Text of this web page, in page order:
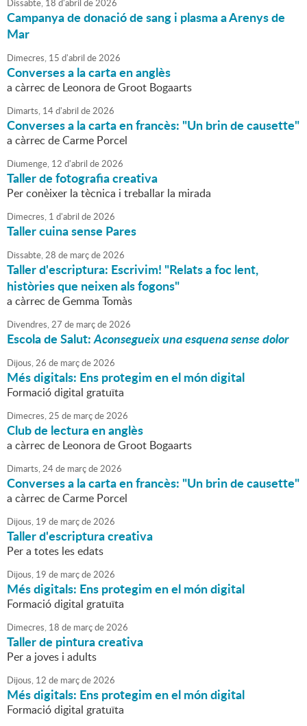
Dissabte, 18 d'abril de2026
Campanya de donació de sang i plasma a Arenys de
Mar
Dimecres, 15 d'abril de2026
Converses a la carta en anglès
a càrrec de Leonora de Groot Bogaarts
Dimarts, 14d'abril de2026
Converses a la carta en francès: "Un brin de causette"
a càrrec de Carme Porcel
Diumenge, 12 d'abril de2026
Taller de fotografia creativa
Per conèixer la tècnica i treballar la mirada
Dimecres, 1 d'abril de2026
Taller cuina sense Pares
Dissabte,28 de marçde2026
Taller d'escriptura: Escrivim! "Relats a foc lent,
històries que neixen als fogons"
a càrrec de Gemma Tomàs
Divendres,27 de marçde2026
Escola de Salut:Aconsegueix una esquena sense dolor
Dijous,26 de marçde2026
Més digitals: Ens protegim en el món digital
Formació digital gratuïta
Dimecres,25 de marçde2026
Club de lectura en anglès
a càrrec de Leonora de Groot Bogaarts
Dimarts,24de marçde2026
Converses a la carta en francès: "Un brin de causette"
a càrrec de Carme Porcel
Dijous, 19 de marçde2026
Taller d'escriptura creativa
Per a totes les edats
Dijous, 19 de marçde2026
Més digitals: Ens protegim en el món digital
Formació digital gratuïta
Dimecres, 18 de marçde2026
Taller de pintura creativa
Per a joves i adults
Dijous, 12 de marçde2026
Més digitals: Ens protegim en el món digital
Formació digital gratuïta